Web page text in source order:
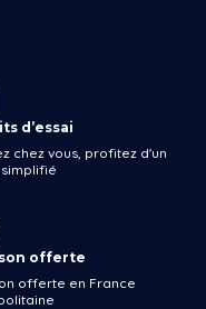
d’essai
chez vous, profitez d'un
offerte
offerte en France